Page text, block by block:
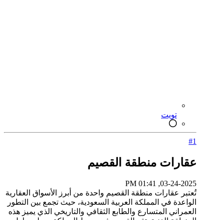
تويت
#1
عقارات منطقة القصيم
03-24-2025, 01:41 PM
تُعتبر عقارات منطقة القصيم واحدة من أبرز الأسواق العقارية
الواعدة في المملكة العربية السعودية، حيث تجمع بين التطور
العمراني المتسارع والطابع الثقافي والتاريخي الذي يميز هذه